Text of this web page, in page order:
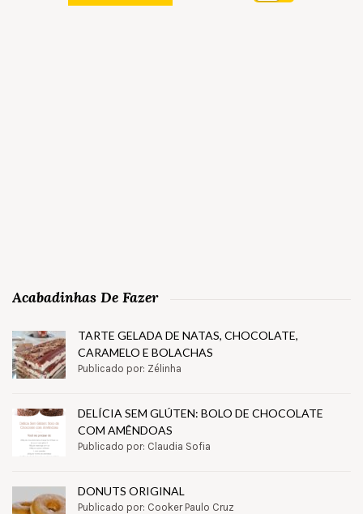
Acabadinhas De Fazer
TARTE GELADA DE NATAS, CHOCOLATE,
CARAMELO E BOLACHAS
Publicado por: Zélinha
DELÍCIA SEM GLÚTEN: BOLO DE CHOCOLATE
COM AMÊNDOAS
Publicado por: Claudia Sofia
DONUTS ORIGINAL
Publicado por: Cooker Paulo Cruz